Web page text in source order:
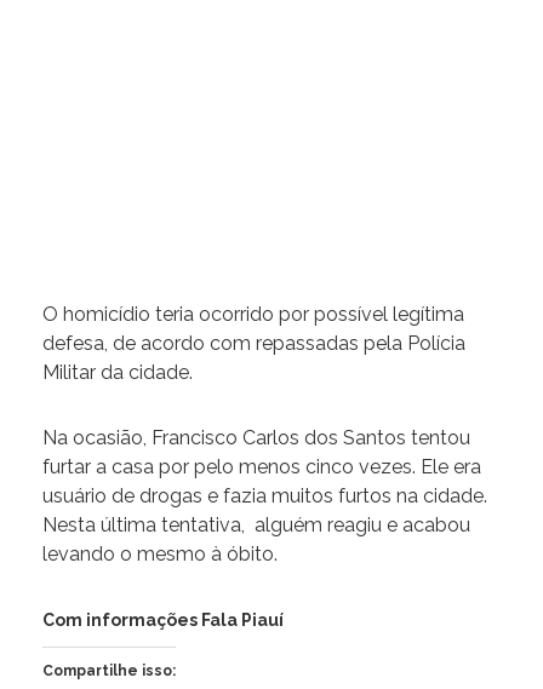
O homicídio teria ocorrido por possível legítima
defesa, de acordo com repassadas pela Polícia
Militar da cidade.
Na ocasião, Francisco Carlos dos Santos tentou
furtar a casa por pelo menos cinco vezes. Ele era
usuário de drogas e fazia muitos furtos na cidade.
Nesta última tentativa, alguém reagiu e acabou
levando o mesmo à óbito.
Com informações Fala Piauí
Compartilhe isso: